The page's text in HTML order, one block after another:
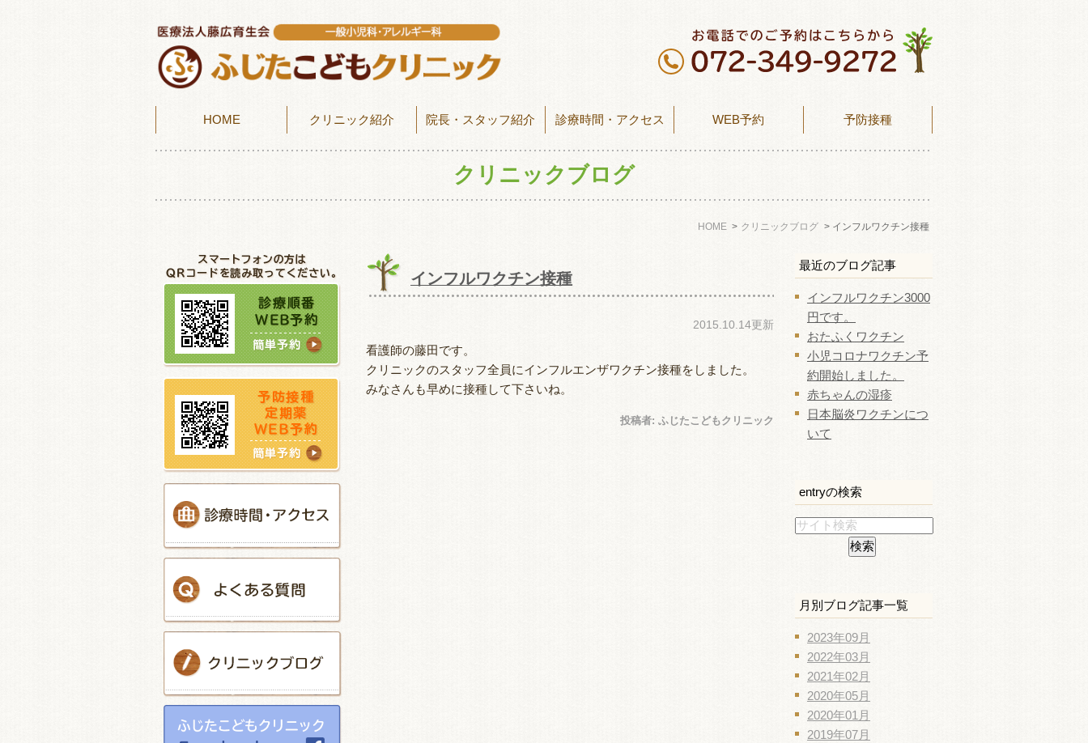
HOME クリニック紹介 院長・スタッフ紹介 診療時間・アクセス WEB予約 予防接種
クリニックブログ
HOME クリニックブログ インフルワクチン接種
インフルワクチン接種
2015.10.14更新
看護師の藤田です。
クリニックのスタッフ全員にインフルエンザワクチン接種をしました。
みなさんも早めに接種して下さいね。
投稿者: ふじたこどもクリニック
最近のブログ記事
インフルワクチン3000
円です。
おたふくワクチン
小児コロナワクチン予
約開始しました。
赤ちゃんの湿疹
日本脳炎ワクチンにつ
いて
entryの検索
月別ブログ記事一覧
2023年09月
2022年03月
2021年02月
2020年05月
2020年01月
2019年07月